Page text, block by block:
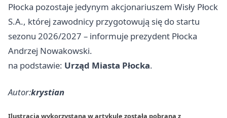
Płocka pozostaje jedynym akcjonariuszem Wisły Płock
S.A., której zawodnicy przygotowują się do startu
sezonu 2026/2027 – informuje prezydent Płocka
Andrzej Nowakowski.
na podstawie: Urząd Miasta Płocka.
Autor:krystian
Ilustracja wykorzystana w artykule została pobrana z